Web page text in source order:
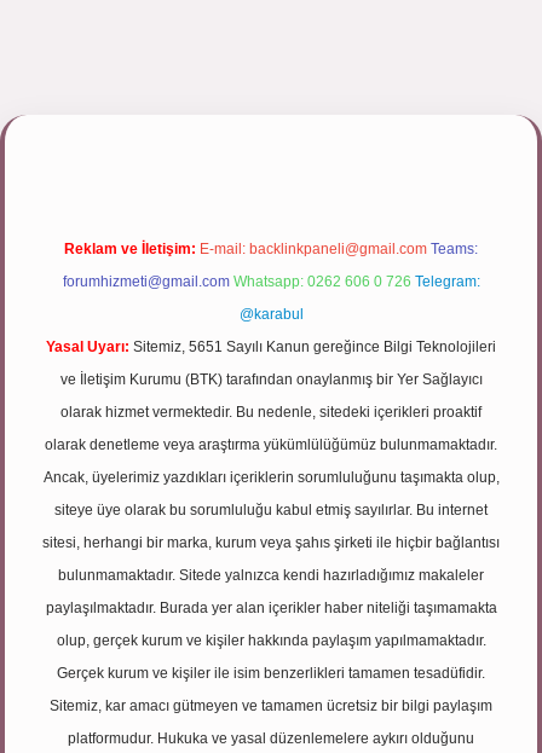
Reklam ve İletişim: E-mail: backlinkpaneli@gmail.com Teams:
forumhizmeti@gmail.com Whatsapp: 0262 606 0 726 Telegram:
@karabul
Yasal Uyarı: Sitemiz, 5651 Sayılı Kanun gereğince Bilgi Teknolojileri
ve İletişim Kurumu (BTK) tarafından onaylanmış bir Yer Sağlayıcı
olarak hizmet vermektedir. Bu nedenle, sitedeki içerikleri proaktif
olarak denetleme veya araştırma yükümlülüğümüz bulunmamaktadır.
Ancak, üyelerimiz yazdıkları içeriklerin sorumluluğunu taşımakta olup,
siteye üye olarak bu sorumluluğu kabul etmiş sayılırlar. Bu internet
sitesi, herhangi bir marka, kurum veya şahıs şirketi ile hiçbir bağlantısı
bulunmamaktadır. Sitede yalnızca kendi hazırladığımız makaleler
paylaşılmaktadır. Burada yer alan içerikler haber niteliği taşımamakta
olup, gerçek kurum ve kişiler hakkında paylaşım yapılmamaktadır.
Gerçek kurum ve kişiler ile isim benzerlikleri tamamen tesadüfidir.
Sitemiz, kar amacı gütmeyen ve tamamen ücretsiz bir bilgi paylaşım
platformudur. Hukuka ve yasal düzenlemelere aykırı olduğunu